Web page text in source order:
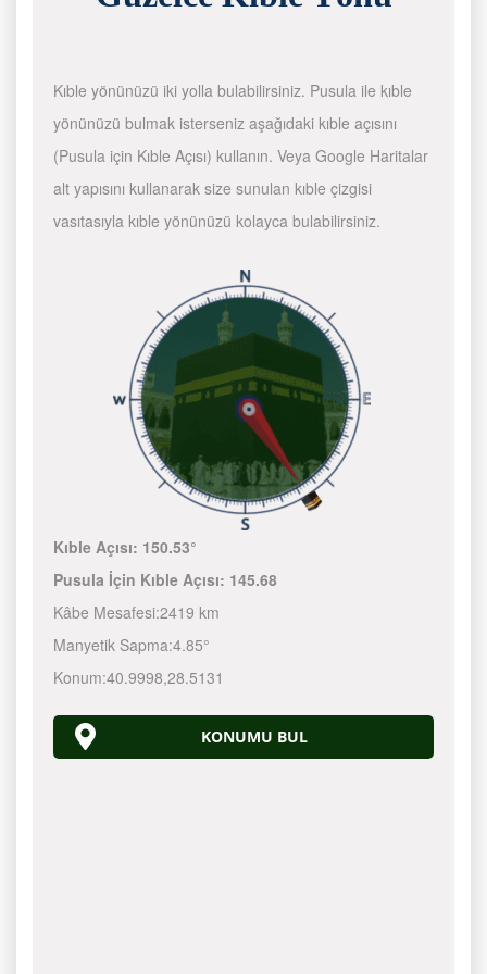
Kıble yönünüzü iki yolla bulabilirsiniz. Pusula ile kıble
yönünüzü bulmak isterseniz aşağıdaki kıble açısını
(Pusula için Kıble Açısı) kullanın. Veya Google Haritalar
alt yapısını kullanarak size sunulan kıble çizgisi
vasıtasıyla kıble yönünüzü kolayca bulabilirsiniz.
Kıble Açısı: 150.53°
Pusula İçin Kıble Açısı: 145.68
Kâbe Mesafesi:2419 km
Manyetik Sapma:4.85°
Konum:40.9998,28.5131
KONUMU BUL